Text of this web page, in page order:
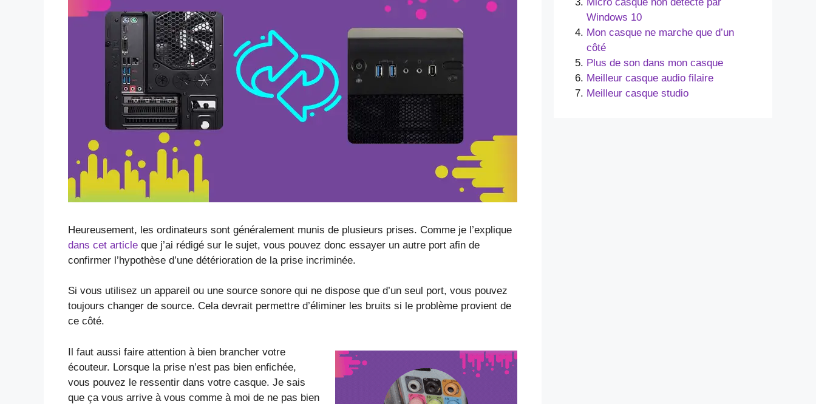
Heureusement, les ordinateurs sont généralement munis de plusieurs prises. Comme je l’explique
dans cet article que j’ai rédigé sur le sujet, vous pouvez donc essayer un autre port afin de
confirmer l’hypothèse d’une détérioration de la prise incriminée.
Si vous utilisez un appareil ou une source sonore qui ne dispose que d’un seul port, vous pouvez
toujours changer de source. Cela devrait permettre d’éliminer les bruits si le problème provient de
ce côté.
Il faut aussi faire attention à bien brancher votre
écouteur. Lorsque la prise n’est pas bien enfichée,
vous pouvez le ressentir dans votre casque. Je sais
que ça vous arrive à vous comme à moi de ne pas bien
Windows 10
Mon casque ne marche que d’un
côté
Plus de son dans mon casque
Meilleur casque audio filaire
Meilleur casque studio